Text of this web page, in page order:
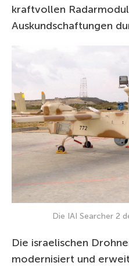
kraftvollen
Auskundschaftungen
Die IAI Searcher 2
Die israelischen
modernisiert und